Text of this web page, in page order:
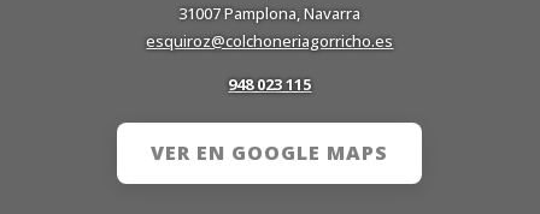
31007 Pamplona, Navarra
esquiroz@colchoneriagorricho.es
948 023 115
VER EN GOOGLE MAPS